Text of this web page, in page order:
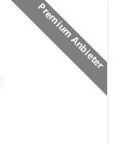
Premium Anbieter